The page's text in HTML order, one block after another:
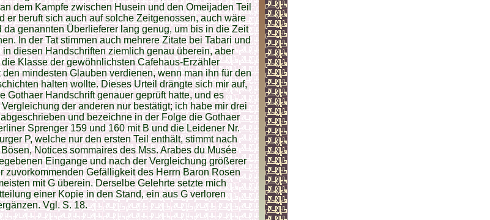
dem Kampfe zwischen Husein und den Omeijaden Teil
er beruft sich auch auf solche Zeitgenossen, auch wäre
da genannten Überlieferer lang genug, um bis in die Zeit
In der Tat stimmen auch mehrere Zitate bei Tabari und
diesen Handschriften ziemlich genau überein, aber
Klasse der gewöhnlichsten Cafehaus-Erzähler
mindesten Glauben verdienen, wenn man ihn für den
halten wollte. Dieses Urteil drängte sich mir auf,
Gothaer Handschrift genauer geprüft hatte, und es
der anderen nur bestätigt; ich habe mir drei
und bezeichne in der Folge die Gothaer
Sprenger 159 und 160 mit В und die Leidener Nr.
P, welche nur den ersten Teil enthält, stimmt nach
Notices sommaires des Mss. Arabes du Musée
Eingange und nach der Vergleichung größerer
zuvorkommenden Gefälligkeit des Herrn Baron Rosen
mit G überein. Derselbe Gelehrte setzte mich
einer Kopie in den Stand, ein aus G verloren
Vgl. S. 18.